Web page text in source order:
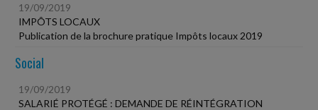
19/09/2019
IMPÔTS LOCAUX
Publication de la brochure pratique Impôts locaux 2019
Social
19/09/2019
SALARIÉ PROTÉGÉ : DEMANDE DE RÉINTÉGRATION